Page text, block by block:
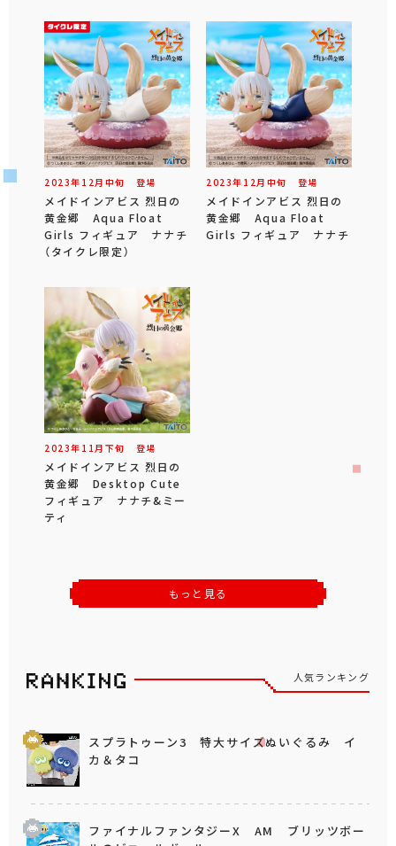
2023年 12 月 中旬 登場
メイドインアビス 烈日の
黄金郷 Aqua Float
Girls フィギュア ナナチ
（タイクレ限定）
2023年 12 月 中旬 登場
メイドインアビス 烈日の
黄金郷 Aqua Float
Girls フィギュア ナナチ
2023年 11 月 下旬 登場
メイドインアビス 烈日の
黄金郷 Desktop Cute
フィギュア ナナチ&ミー
ティ
もっと見る
人気ランキング
スプラトゥーン3 特大サイズぬいぐるみ イ
カ＆タコ
ファイナルファンタジーX AM ブリッツボー